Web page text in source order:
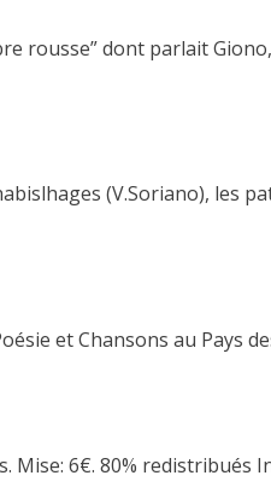
rousse” dont parlait
(V.Soriano), les
et Chansons au Pays
Mise: 6€. 80% redistribués